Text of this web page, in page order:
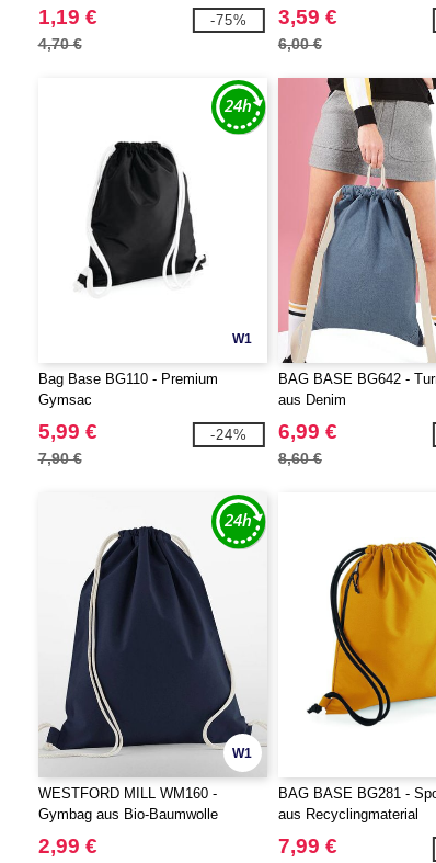
1,19 €
4,70 €
-75% 3,59 €
6,00 €
W1
Bag Base BG110 - Premium
Gymsac
5,99 €
7,90 €
-24%
BAG BASE BG642 -
aus Denim
6,99 €
8,60 €
W1
WESTFORD MILL WM160 -
Gymbag aus Bio-Baumwolle
2,99 €
BAG BASE BG281 -
aus Recyclingmaterial
7,99 €